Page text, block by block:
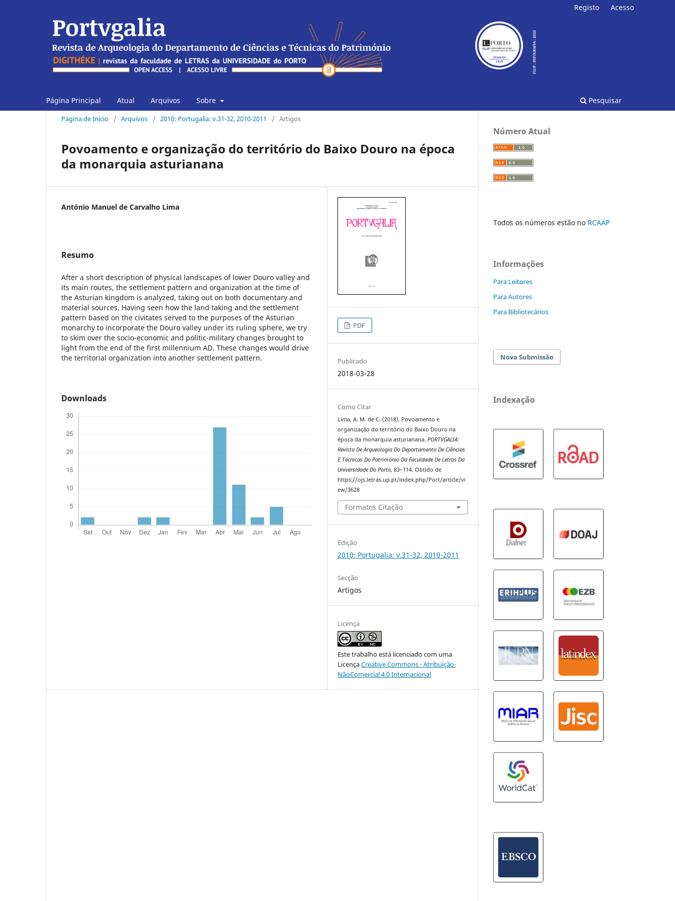
Página Principal Atual Arquivos Sobre Pesquisar
Registo Acesso
Página de Início / Arquivos / 2010: Portugalia: v.31-32, 2010-2011 / Artigos
Povoamento e organização do território do Baixo Douro na época
da monarquia asturianana
António Manuel de Carvalho Lima
Resumo
After a short description of physical landscapes of lower Douro valley and
its main routes, the settlement pattern and organization at the time of
the Asturian kingdom is analyzed, taking out on both documentary and
material sources. Having seen how the land taking and the settlement
pattern based on the civitates served to the purposes of the Asturian
monarchy to incorporate the Douro valley under its ruling sphere, we try
to skim over the socio-economic and politic-military changes brought to
light from the end of the first millennium AD. These changes would drive
the territorial organization into another settlement pattern.
Downloads
PDF
Publicado
2018-03-28
Como Citar
Lima, A. M. de C. (2018). Povoamento e
organização do território do Baixo Douro na
época da monarquia asturianana.PORTVGALIA:
Revista De Arqueologia Do Departamento De Ciências
E Técnicas Do Património Da Faculdade De Letras Da
Universidade Do Porto, 83–114. Obtido de
https://ojs.letras.up.pt/index.php/Port/article/vi
ew/3628
Formatos Citação
Edição
2010: Portugalia: v.31-32, 2010-2011
Secção
Artigos
Licença
Este trabalho está licenciado com uma
LicençaCreative Commons - Atribuição-
NãoComercial 4.0 Internacional
Número Atual
Todos os números estão no RCAAP
Informações
Para Leitores
Para Autores
Para Bibliotecários
Nova Submissão
Indexação